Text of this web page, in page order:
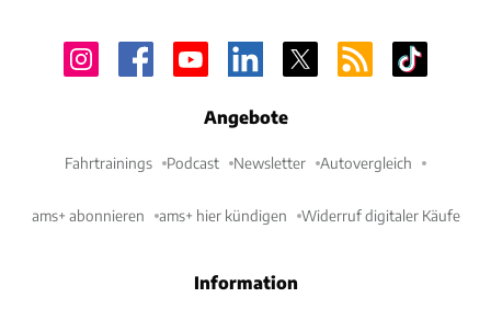
Angebote
Fahrtrainings Podcast Newsletter Autovergleich
ams+ abonnieren ams+ hier kündigen Widerruf digitaler Käufe
Information